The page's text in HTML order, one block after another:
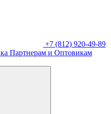
+7 (812) 920-49-89
Партнерам и Оптовикам